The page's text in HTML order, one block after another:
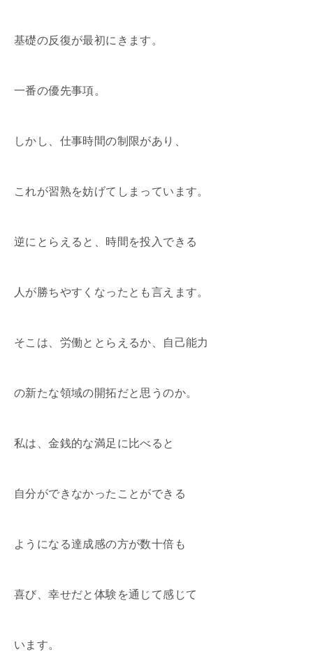
基礎の反復が最初にきます。
一番の優先事項。
しかし、仕事時間の制限があり、
これが習熟を妨げてしまっています。
逆にとらえると、時間を投入できる
人が勝ちやすくなったとも言えます。
そこは、労働ととらえるか、自己能力
の新たな領域の開拓だと思うのか。
私は、金銭的な満足に比べると
自分ができなかったことができる
ようになる達成感の方が数十倍も
喜び、幸せだと体験を通じて感じて
います。